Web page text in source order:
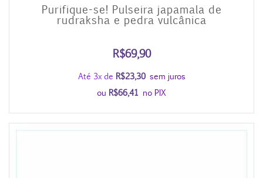
Purifique-se! Pulseira japamala de
rudraksha e pedra vulcânica
R$69,90
Até 3x de R$23,30 sem juros
ou R$66,41 no PIX